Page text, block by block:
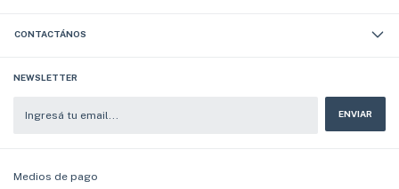
CONTACTÁNOS
NEWSLETTER
Medios de pago